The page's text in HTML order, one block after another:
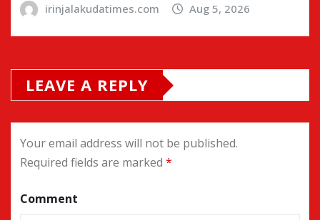
irinjalakudatimes.com Aug 5, 2026
LEAVE A REPLY
Your email address will not be published.
Required fields are marked *
Comment